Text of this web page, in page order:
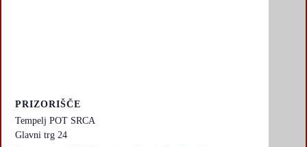
PRIZORIŠČE
Tempelj POT SRCA
Glavni trg 24